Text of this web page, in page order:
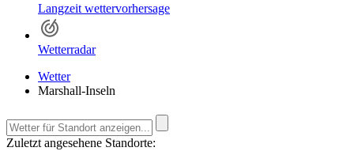
Langzeit wettervorhersage
Wetterradar
Wetter
Marshall-Inseln
Zuletzt angesehene Standorte: